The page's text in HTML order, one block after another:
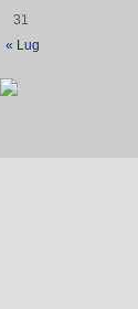
31
« Lug